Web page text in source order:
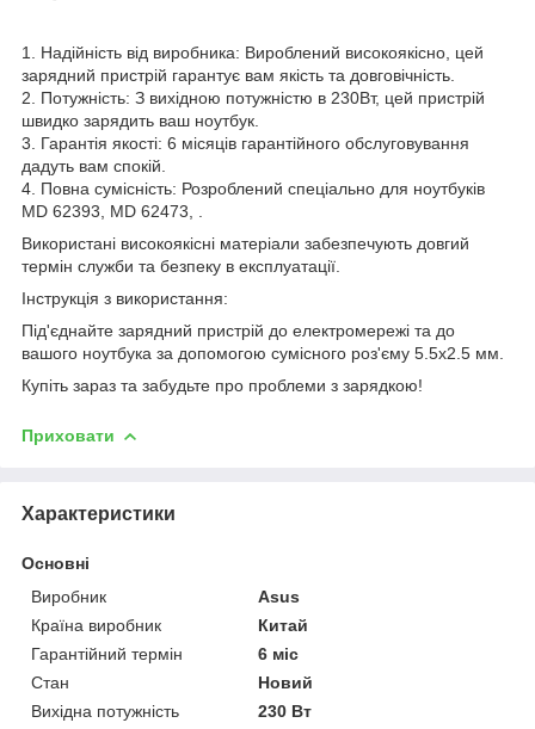
1. Надійність від виробника: Вироблений високоякісно, цей
зарядний пристрій гарантує вам якість та довговічність.
2. Потужність: З вихідною потужністю в 230Вт, цей пристрій
швидко зарядить ваш ноутбук.
3. Гарантія якості: 6 місяців гарантійного обслуговування
дадуть вам спокій.
4. Повна сумісність: Розроблений спеціально для ноутбуків
MD 62393, MD 62473, .
Використані високоякісні матеріали забезпечують довгий
термін служби та безпеку в експлуатації.
Інструкція з використання:
Під'єднайте зарядний пристрій до електромережі та до
вашого ноутбука за допомогою сумісного роз'єму 5.5x2.5 мм.
Купіть зараз та забудьте про проблеми з зарядкою!
Приховати
Характеристики
Основні
Виробник
Asus
Країна виробник
Китай
Гарантійний термін
6 міс
Стан
Новий
Вихідна потужність
230 Вт